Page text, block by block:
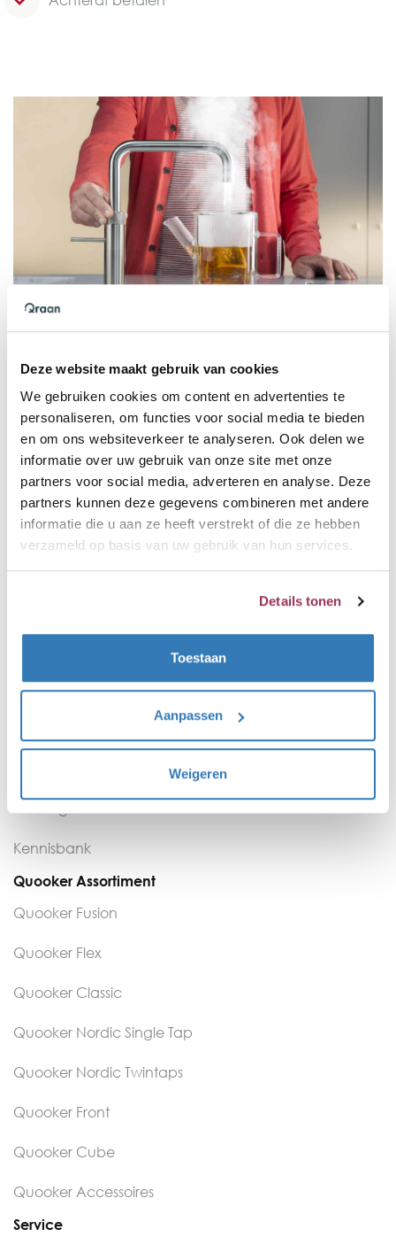
Deze website maakt gebruik van cookies
We gebruiken cookies om content en advertenties te
personaliseren, om functies voor social media te bieden
en om ons websiteverkeer te analyseren. Ook delen we
informatie over uw gebruik van onze site met onze
partners voor social media, adverteren en analyse. Deze
partners kunnen deze gegevens combineren met andere
informatie die u aan ze heeft verstrekt of die ze hebben
verzameld op basis van uw gebruik van hun services.
Details tonen
Toestaan
Aanpassen
Weigeren
design als de kraan. Mooi en praktisch, geen losse
flesjes meer op het aanrecht. Van bovenaf navulbaar
dus geen gedoe. Deze Quooker zeeppomp is met één
hand te bedienen en eenvoudig van bovenaf bij te
vullen. Het is de eerste gelagerde zeeppomp met een
volledig metalen binnenwerk. Topkwaliteit van
Quooker. Montagegat: 25mm (als bestaande gat
groter is dan kan dit met een rozet worden opgelost).
Inhoud flacon: 500ml.
Algemeen
Kennisbank
Quooker Assortiment
Quooker Fusion
Quooker Flex
Quooker Classic
Quooker Nordic Single Tap
Quooker Nordic Twintaps
Quooker Front
Quooker Cube
Quooker Accessoires
Service